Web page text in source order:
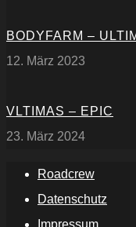
BODYFARM –
12. März 2023
VLTIMAS – EPIC
23. März 2024
Roadcrew
Datenschutz